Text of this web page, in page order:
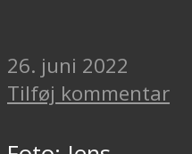
26. juni 2022
Tilføj kommentar